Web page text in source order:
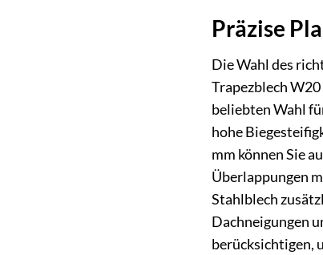
Präzise
Die Wahl des
Trapezblech
beliebten Wahl
hohe
mm können Sie
Überlappungen
Stahlblech
Dachneigungen
berücksichtigen,